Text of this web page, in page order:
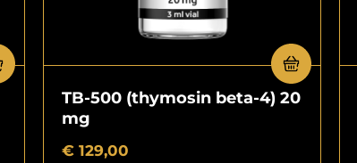
TB-500 (thymosin beta-4) 20
mg
€ 129,00